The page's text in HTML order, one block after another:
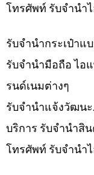
โทรศัพท์ รับจำนำ
รับจำนำกระเป๋าแ
รับจำนำมือถือ ไอ
รนด์เนมต่างๆ
รับจํานําแจ้งวัฒนะ
บริการ รับจำนำสิ
โทรศัพท์ รับจำนำ